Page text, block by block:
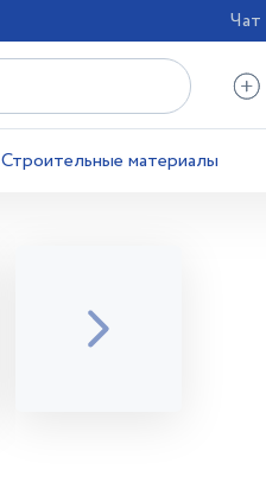
Чат
Строительные материалы